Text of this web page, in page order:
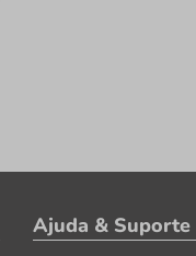
Ajuda & Suporte